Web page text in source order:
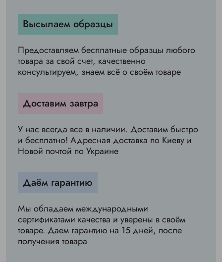
Высылаем образцы
Предоставляем бесплатные образцы любого
товара за свой счет, качественно
консультируем, знаем всё о своём товаре
Доставим завтра
У нас всегда все в наличии. Доставим быстро
и бесплатно! Адресная доставка по Киеву и
Новой почтой по Украине
Даём гарантию
Мы обладаем международными
сертификатами качества и уверены в своём
товаре. Даем гарантию на 15 дней, после
получения товара